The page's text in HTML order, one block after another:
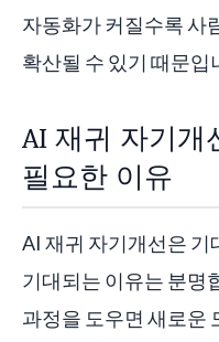
자동화가 커질수록 사
확산될 수 있기 때문입
AI 재귀 자기개
필요한 이유
AI 재귀 자기개선은 기
기대되는 이유는 분명
과정을 도우면 새로운